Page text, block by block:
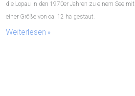
die Lopau in den 1970er Jahren zu einem See mit
einer Größe von ca. 12 ha gestaut.
Weiterlesen